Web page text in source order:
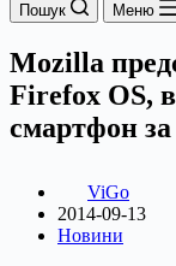
Пошук Меню
Mozilla
Firefox OS,
смартфон
ViGo
2014-09-13
Новини